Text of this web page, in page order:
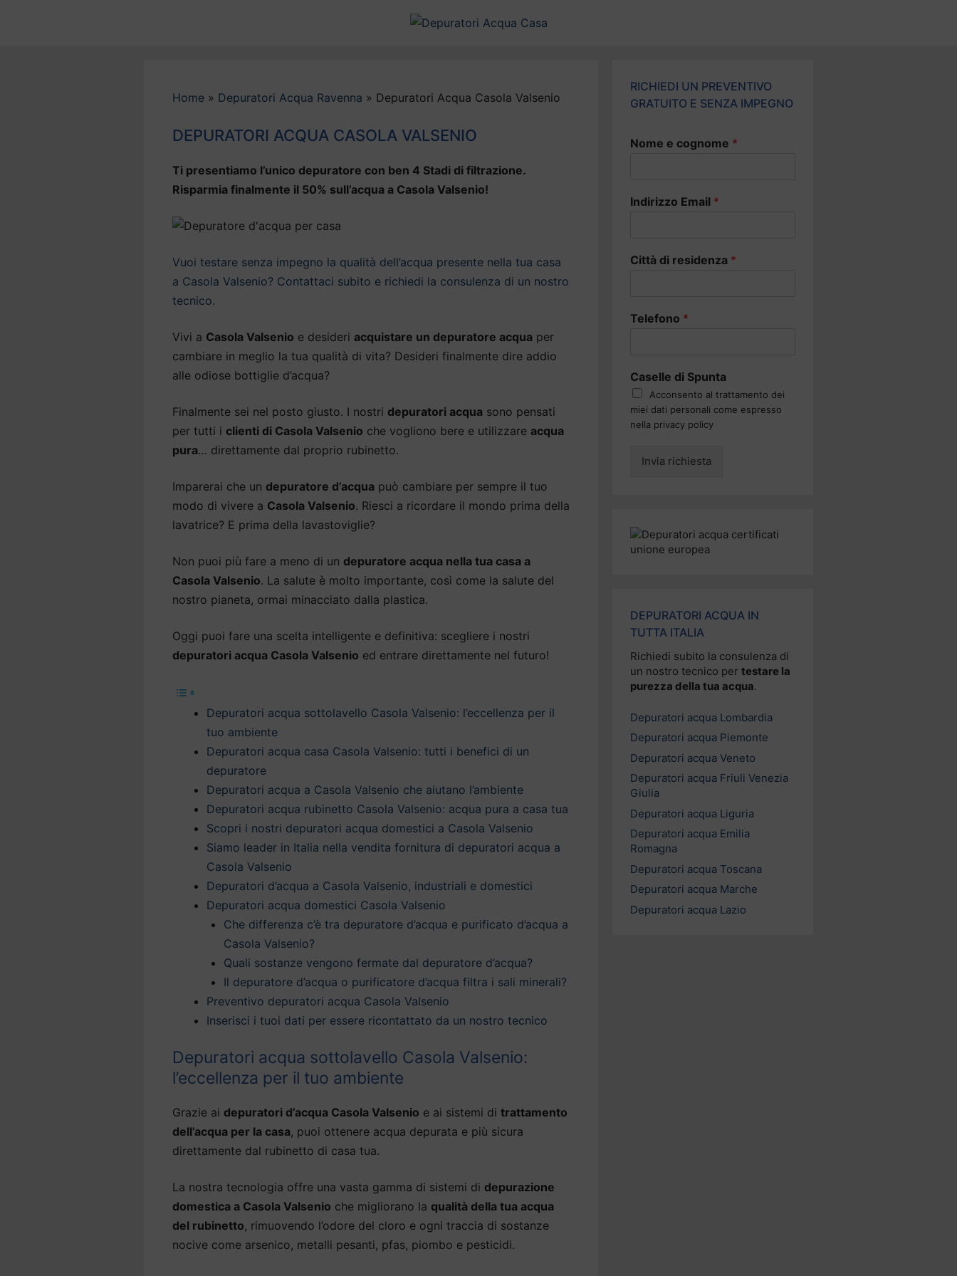
Home » Depuratori Acqua Ravenna » Depuratori Acqua Casola Valsenio
DEPURATORI ACQUA CASOLA VALSENIO
Ti presentiamo l’unico depuratore con ben 4 Stadi di filtrazione.
Risparmia finalmente il 50% sull’acqua a Casola Valsenio!
Vuoi testare senza impegno la qualità dell’acqua presente nella tua casa
a Casola Valsenio? Contattaci subito e richiedi la consulenza di un nostro
tecnico.
Vivi a Casola Valsenio e desideri acquistare un depuratore acqua per
cambiare in meglio la tua qualità di vita? Desideri finalmente dire addio
alle odiose bottiglie d’acqua?
Finalmente sei nel posto giusto. I nostri depuratori acqua sono pensati
per tutti i clienti di Casola Valsenio che vogliono bere e utilizzare acqua
pura… direttamente dal proprio rubinetto.
Imparerai che un depuratore d’acqua può cambiare per sempre il tuo
modo di vivere a Casola Valsenio. Riesci a ricordare il mondo prima della
lavatrice? E prima della lavastoviglie?
Non puoi più fare a meno di un depuratore acqua nella tua casa a
Casola Valsenio. La salute è molto importante, così come la salute del
nostro pianeta, ormai minacciato dalla plastica.
Oggi puoi fare una scelta intelligente e definitiva: scegliere i nostri
depuratori acqua Casola Valsenio ed entrare direttamente nel futuro!
Depuratori acqua sottolavello Casola Valsenio: l’eccellenza per il
tuo ambiente
Depuratori acqua casa Casola Valsenio: tutti i benefici di un
depuratore
Depuratori acqua a Casola Valsenio che aiutano l’ambiente
Depuratori acqua rubinetto Casola Valsenio: acqua pura a casa tua
Scopri i nostri depuratori acqua domestici a Casola Valsenio
Siamo leader in Italia nella vendita fornitura di depuratori acqua a
Casola Valsenio
Depuratori d’acqua a Casola Valsenio, industriali e domestici
Depuratori acqua domestici Casola Valsenio
Che differenza c’è tra depuratore d’acqua e purificato d’acqua a
Casola Valsenio?
Quali sostanze vengono fermate dal depuratore d’acqua?
Il depuratore d’acqua o purificatore d’acqua filtra i sali minerali?
Preventivo depuratori acqua Casola Valsenio
Inserisci i tuoi dati per essere ricontattato da un nostro tecnico
Depuratori acqua sottolavello Casola Valsenio:
l’eccellenza per il tuo ambiente
Grazie ai depuratori d’acqua Casola Valsenio e ai sistemi di trattamento
dell’acqua per la casa, puoi ottenere acqua depurata e più sicura
direttamente dal rubinetto di casa tua.
La nostra tecnologia offre una vasta gamma di sistemi di depurazione
domestica a Casola Valsenio che migliorano la qualità della tua acqua
del rubinetto, rimuovendo l’odore del cloro e ogni traccia di sostanze
nocive come arsenico, metalli pesanti, pfas, piombo e pesticidi.
RICHIEDI UN PREVENTIVO
GRATUITO E SENZA IMPEGNO
Nome e cognome *
Indirizzo Email *
Città di residenza *
Telefono *
Caselle di Spunta
Acconsento al trattamento dei
miei dati personali come espresso
nella privacy policy
Invia richiesta
DEPURATORI ACQUA IN
TUTTA ITALIA
Richiedi subito la consulenza di
un nostro tecnico per testare la
purezza della tua acqua.
Depuratori acqua Lombardia
Depuratori acqua Piemonte
Depuratori acqua Veneto
Depuratori acqua Friuli Venezia
Giulia
Depuratori acqua Liguria
Depuratori acqua Emilia
Romagna
Depuratori acqua Toscana
Depuratori acqua Marche
Depuratori acqua Lazio